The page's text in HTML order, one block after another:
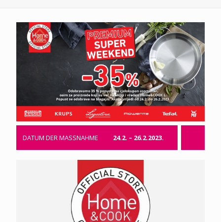
DATUM DER MASSNAHME 24.2. – 26.2.2023.